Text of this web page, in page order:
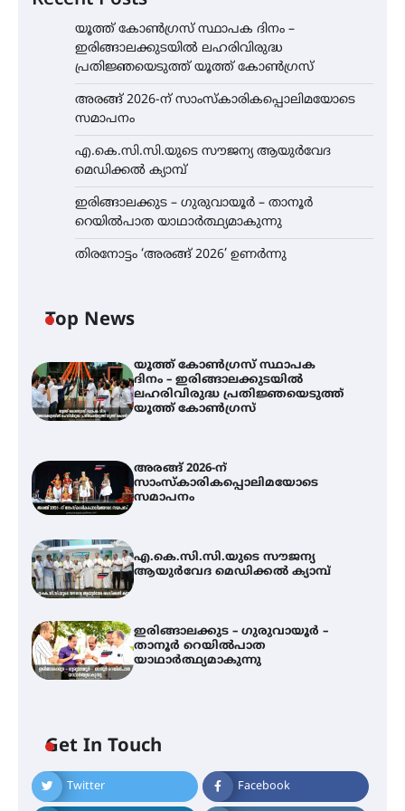
യൂത്ത് കോൺഗ്രസ്‌ സ്ഥാപക ദിനം –
ഇരിങ്ങാലക്കുടയിൽ ലഹരിവിരുദ്ധ
പ്രതിജ്ഞയെടുത്ത് യൂത്ത് കോൺഗ്രസ്
അരങ്ങ് 2026-ന് സാംസ്കാരികപ്പൊലിമയോടെ
സമാപനം
എ.കെ.സി.സി.യുടെ സൗജന്യ ആയുർവേദ
മെഡിക്കൽ ക്യാമ്പ്
ഇരിങ്ങാലക്കുട – ഗുരുവായൂർ – താനൂർ
റെയിൽപാത യാഥാർത്ഥ്യമാകുന്നു
തിരനോട്ടം ‘അരങ്ങ് 2026’ ഉണർന്നു
Top News
യൂത്ത് കോൺഗ്രസ്‌ സ്ഥാപക
ദിനം – ഇരിങ്ങാലക്കുടയിൽ
ലഹരിവിരുദ്ധ പ്രതിജ്ഞയെടുത്ത്
യൂത്ത് കോൺഗ്രസ്
അരങ്ങ് 2026-ന്
സാംസ്കാരികപ്പൊലിമയോടെ
സമാപനം
എ.കെ.സി.സി.യുടെ സൗജന്യ
ആയുർവേദ മെഡിക്കൽ ക്യാമ്പ്
ഇരിങ്ങാലക്കുട – ഗുരുവായൂർ –
താനൂർ റെയിൽപാത
യാഥാർത്ഥ്യമാകുന്നു
Get In Touch
Twitter Facebook
എ.കെ.സി.സി.യുടെ സൗജന്യ